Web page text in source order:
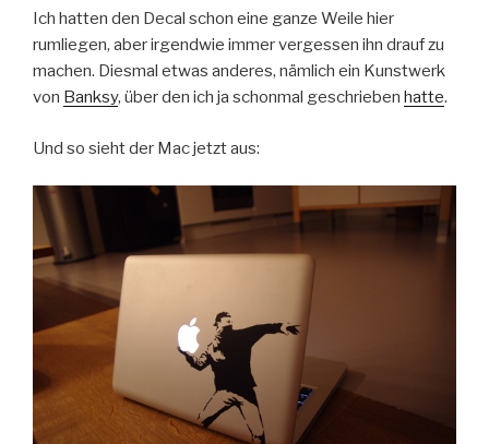
Ich hatten den Decal schon eine ganze Weile hier
rumliegen, aber irgendwie immer vergessen ihn drauf zu
machen. Diesmal etwas anderes, nämlich ein Kunstwerk
von Banksy, über den ich ja schonmal geschrieben hatte.
Und so sieht der Mac jetzt aus: